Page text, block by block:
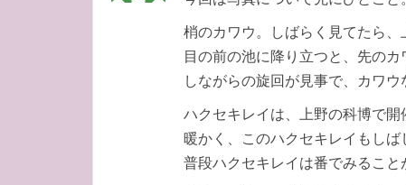
梢のカワウ。しばらく見てたら
目の前の池に降り立つと、先の
しながらの旋回が見事で、カワ
ハクセキレイは、上野の科博で
暖かく、このハクセキレイもしば
普段ハクセキレイは番でみること